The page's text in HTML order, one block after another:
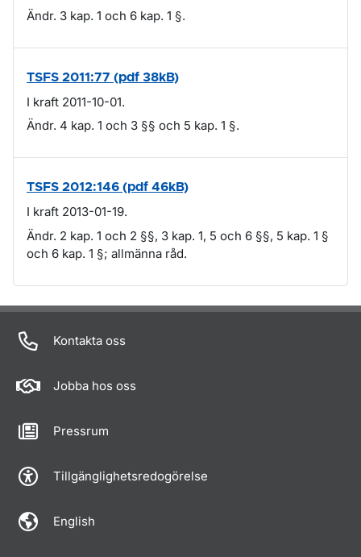
Ändr. 3 kap. 1 och 6 kap. 1 §.
TSFS 2011:77 (pdf 38kB)
I kraft 2011-10-01.
Ändr. 4 kap. 1 och 3 §§ och 5 kap. 1 §.
TSFS 2012:146 (pdf 46kB)
I kraft 2013-01-19.
Ändr. 2 kap. 1 och 2 §§, 3 kap. 1, 5 och 6 §§, 5 kap. 1 §
och 6 kap. 1 §; allmänna råd.
Om sidan
Kontakta oss
Jobba hos oss
Pressrum
Tillgänglighetsredogörelse
English